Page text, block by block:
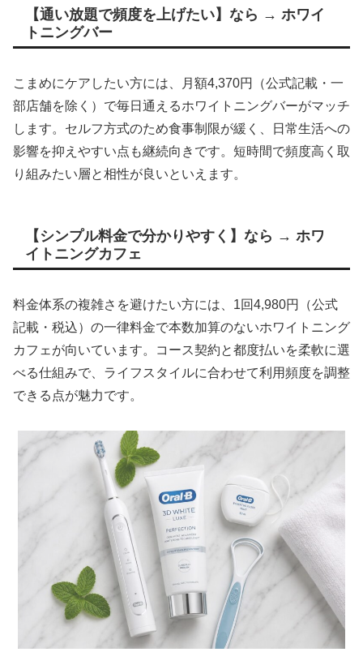
【通い放題で頻度を上げたい】なら → ホワイ
トニングバー
こまめにケアしたい方には、月額4,370円（公式記載・一
部店舗を除く）で毎日通えるホワイトニングバーがマッチ
します。セルフ方式のため食事制限が緩く、日常生活への
影響を抑えやすい点も継続向きです。短時間で頻度高く取
り組みたい層と相性が良いといえます。
【シンプル料金で分かりやすく】なら → ホワ
イトニングカフェ
料金体系の複雑さを避けたい方には、1回4,980円（公式
記載・税込）の一律料金で本数加算のないホワイトニング
カフェが向いています。コース契約と都度払いを柔軟に選
べる仕組みで、ライフスタイルに合わせて利用頻度を調整
できる点が魅力です。